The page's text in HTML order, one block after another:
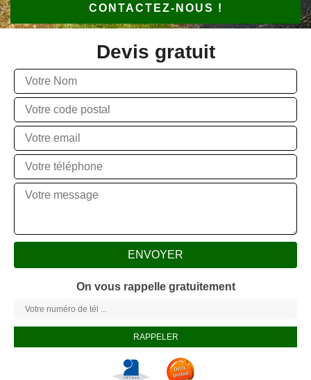
CONTACTEZ-NOUS !
Devis gratuit
On vous rappelle gratuitement